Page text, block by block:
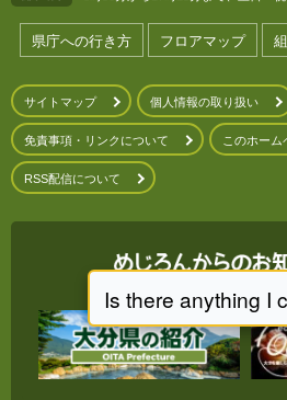
県庁への行き方 フロアマップ
サイトマップ 個人情報の取り扱い
免責事項・リンクについて このホーム
RSS配信について